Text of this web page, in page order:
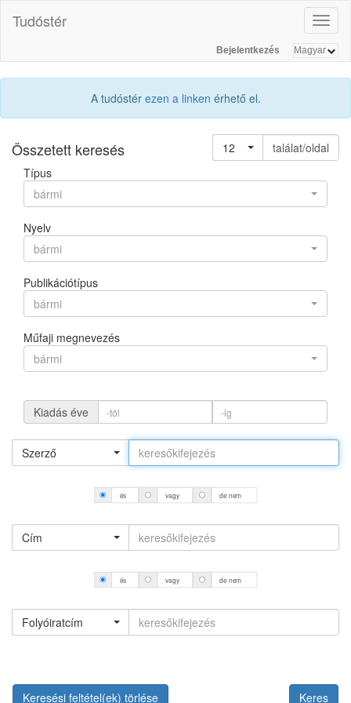
Tudóstér
Bejelentkezés
A tudóstér ezen a linken érhető el.
Összetett keresés 12
találat/oldal
Típus
bármi
Nyelv
bármi
Publikációtípus
bármi
Műfaji megnevezés
bármi
Kiadás éve
Szerző
és vagy de nem
Cím
és vagy de nem
Folyóiratcím
Keresési feltétel(ek) törlése